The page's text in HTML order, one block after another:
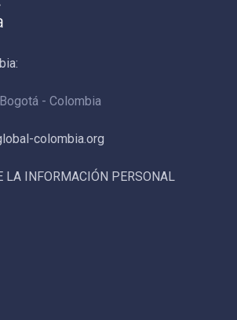
- Colombia
colombia.org
LA INFORMACIÓN PERSONAL